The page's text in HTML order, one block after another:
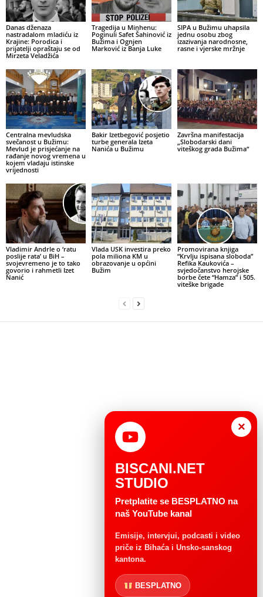
Danas dženaza
nastradalom mladiću iz
Krajine: Porodica i
prijatelji opraštaju se od
Mirzeta Veladžića
Tragedija u Minhenu:
Poginuli Safet Šahinović iz
Bužima i Ognjen
Marković iz Banja Luke
SIPA u Bužimu uhapsila
jednu osobu zbog
izazivanja narodnosne,
rasne i vjerske mržnje
Centralna mevludska
svečanost u Bužimu:
Mevlud je prisjećanje na
rađanje novog vremena u
kojem vladaju istinske
vrijednosti
Bakir Izetbegović posjetio
turbe generala Izeta
Nanića u Bužimu
Završna manifestacija
„Slobodarski dani
viteškog grada Bužima“
Vladimir Andrle o ‘ratu
poslije rata’ u BiH –
svojevremeno je to tako
govorio i rahmetli Izet
Nanić
Vlada USK investira preko
pola miliona KM u
obrazovanje u općini
Bužim
Promovirana knjiga
“Krvlju ispisana sloboda”
Refika Kaukovića –
svjedočanstvo herojske
borbe čete “Hamza” i 505.
viteške brigade
×
BISCANI.NET
STUDIO
Pretplatite se BESPLATNO na
naš YouTube kanal
Emisije, intervjui, podcasti i video
priče iz Bihaća i Unsko-sanskog
kantona.
BESPLATNO